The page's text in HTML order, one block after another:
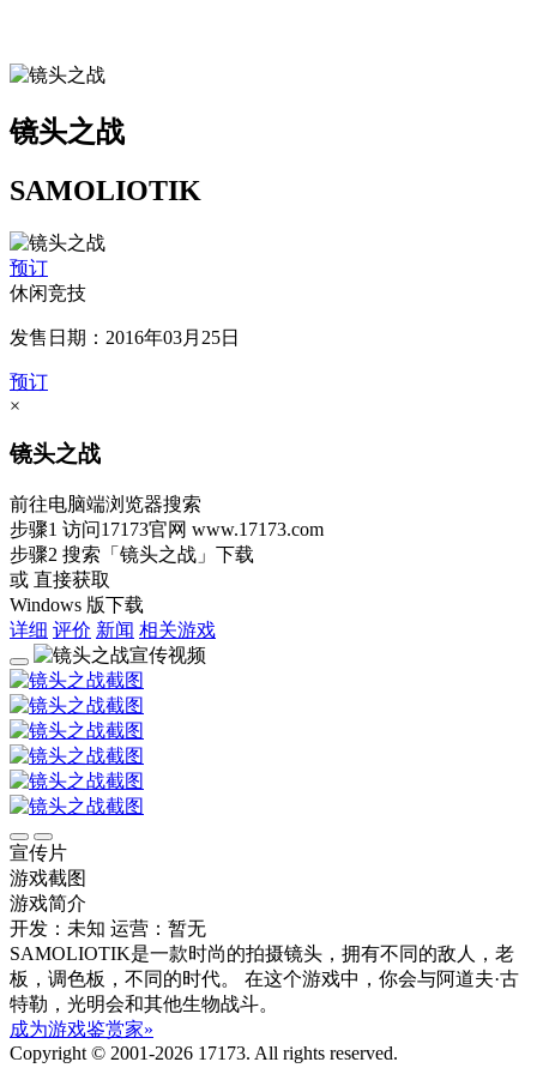
镜头之战
SAMOLIOTIK
预订
休闲竞技
发售日期：2016年03月25日
预订
×
镜头之战
前往电脑端浏览器搜索
步骤1 访问17173官网 www.17173.com
步骤2 搜索 「镜头之战」 下载
或 直接获取
Windows 版下载
详细 评价 新闻 相关游戏
宣传片
游戏截图
游戏简介
开发：未知 运营：暂无
SAMOLIOTIK是一款时尚的拍摄镜头，拥有不同的敌人，老
板，调色板，不同的时代。 在这个游戏中，你会与阿道夫·古
特勒，光明会和其他生物战斗。
成为游戏鉴赏家»
Copyright © 2001-2026 17173. All rights reserved.